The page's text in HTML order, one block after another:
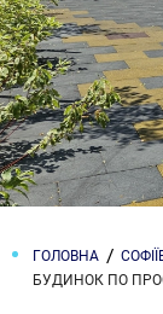
ГОЛОВНА
БУДИНОК ПО